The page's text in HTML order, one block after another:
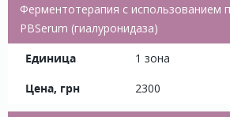
Ферментотерапия с использованием
PBSerum (гиалуронидаза)
1 зона
2300